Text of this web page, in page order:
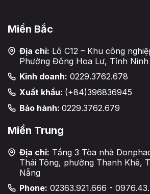
Miền Bắc
Địa chỉ: Lô C12 – Khu công
Phường Đông Hoa Lư, Tỉnh
Kinh doanh: 0229.3762.678
Xuất khẩu: (+84)396836945
Bảo hành: 0229.3762.679
Miền Trung
Địa chỉ: Tầng 3 Tòa nhà
Thái Tông, phường Thanh Khê,
Nẵng
Phone: 02363.921.666 -